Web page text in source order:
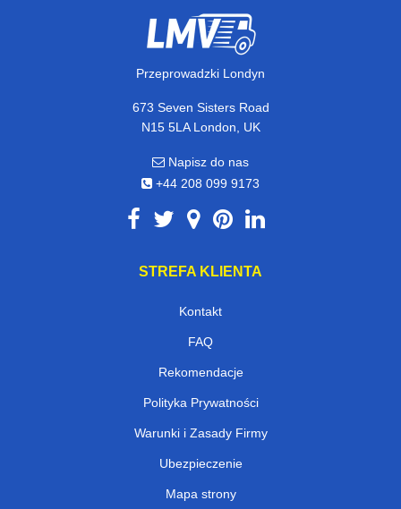
Przeprowadzki Londyn
673 Seven Sisters Road
N15 5LA London, UK
Napisz do nas
+44 208 099 9173
STREFA KLIENTA
Kontakt
FAQ
Rekomendacje
Polityka Prywatności
Warunki i Zasady Firmy
Ubezpieczenie
Mapa strony